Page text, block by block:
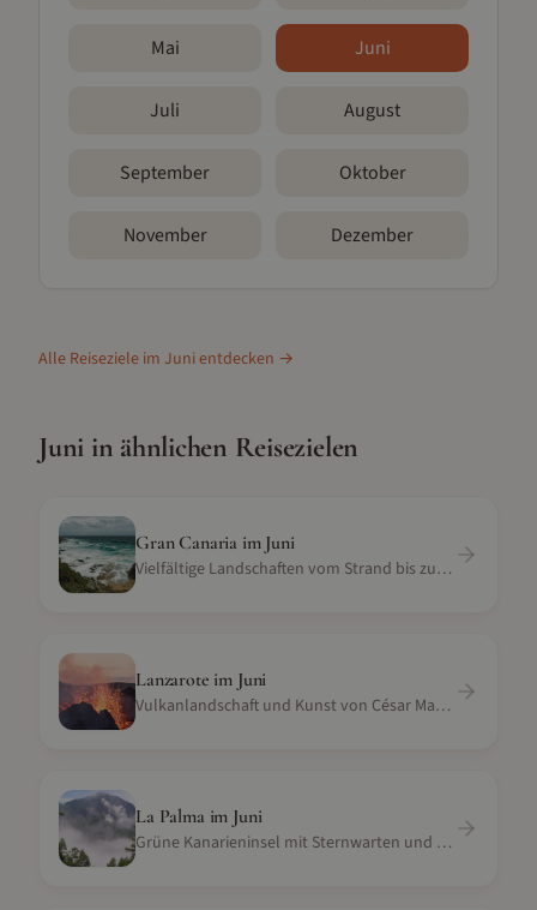
Mai Juni
Juli August
September Oktober
November Dezember
Alle Reiseziele im Junientdecken →
Juni in ähnlichen Reisezielen
Gran Canaria im Juni
Vielfältige Landschaften vom Strand bis zu den Bergen
Lanzarote im Juni
Vulkanlandschaft und Kunst von César Manrique
La Palma im Juni
Grüne Kanarieninsel mit Sternwarten und Vulkanlandschaft